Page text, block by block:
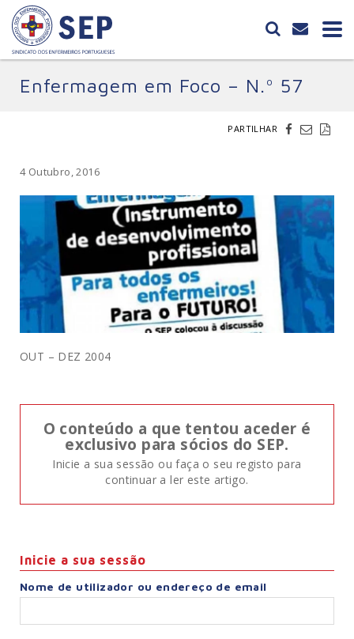
Enfermagem em Foco – N.º 57
PARTILHAR
4 Outubro, 2016
OUT – DEZ 2004
O conteúdo a que tentou aceder é
exclusivo para sócios do SEP.
Inicie a sua sessão ou faça o seu registo para
continuar a ler este artigo.
Inicie a sua sessão
Nome de utilizador ou endereço de email